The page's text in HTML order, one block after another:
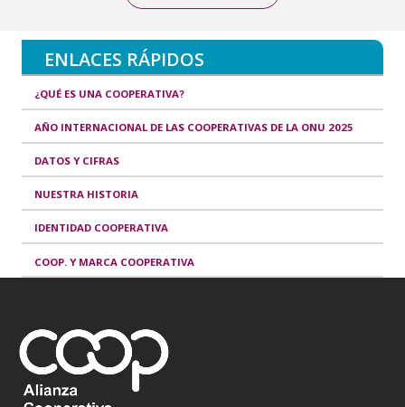
ENLACES RÁPIDOS
¿QUÉ ES UNA COOPERATIVA?
AÑO INTERNACIONAL DE LAS COOPERATIVAS DE LA ONU 2025
DATOS Y CIFRAS
NUESTRA HISTORIA
IDENTIDAD COOPERATIVA
COOP. Y MARCA COOPERATIVA